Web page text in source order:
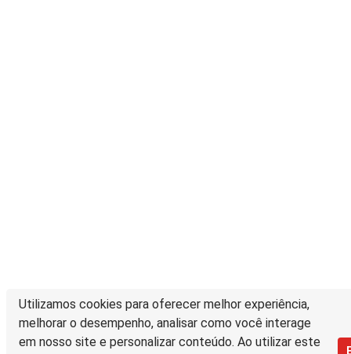
Utilizamos cookies para oferecer melhor experiência,
melhorar o desempenho, analisar como você interage
em nosso site e personalizar conteúdo. Ao utilizar este